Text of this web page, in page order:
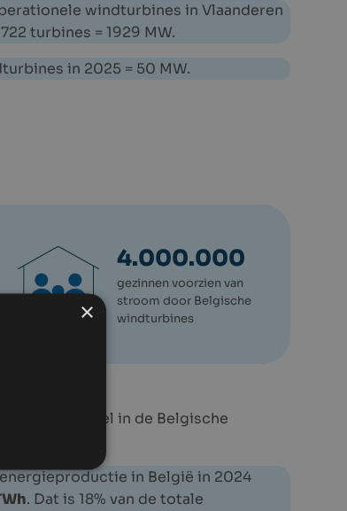
windturbines in Vlaanderen
turbines = 1929 MW.
in 2025 = 50 MW.
4.000.000
gezinnen voorzien van
stroom door Belgische
windturbines
onderdeel in de Belgische
in België in 2024
. Dat is 18% van de totale
×